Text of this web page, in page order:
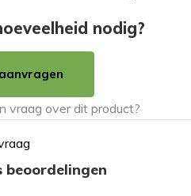
nodig?
beoordelingen